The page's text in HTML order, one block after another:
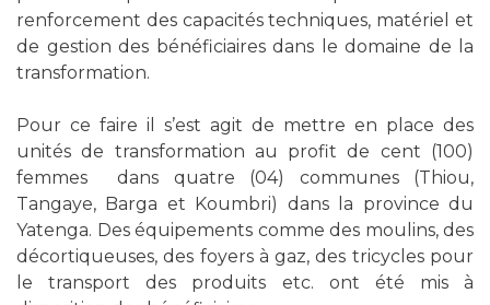
renforcement des capacités techniques, matériel et
de gestion des bénéficiaires dans le domaine de la
transformation.
Pour ce faire il s’est agit de mettre en place des
unités de transformation au profit de cent (100)
femmes dans quatre (04) communes (Thiou,
Tangaye, Barga et Koumbri) dans la province du
Yatenga. Des équipements comme des moulins, des
décortiqueuses, des foyers à gaz, des tricycles pour
le transport des produits etc. ont été mis à